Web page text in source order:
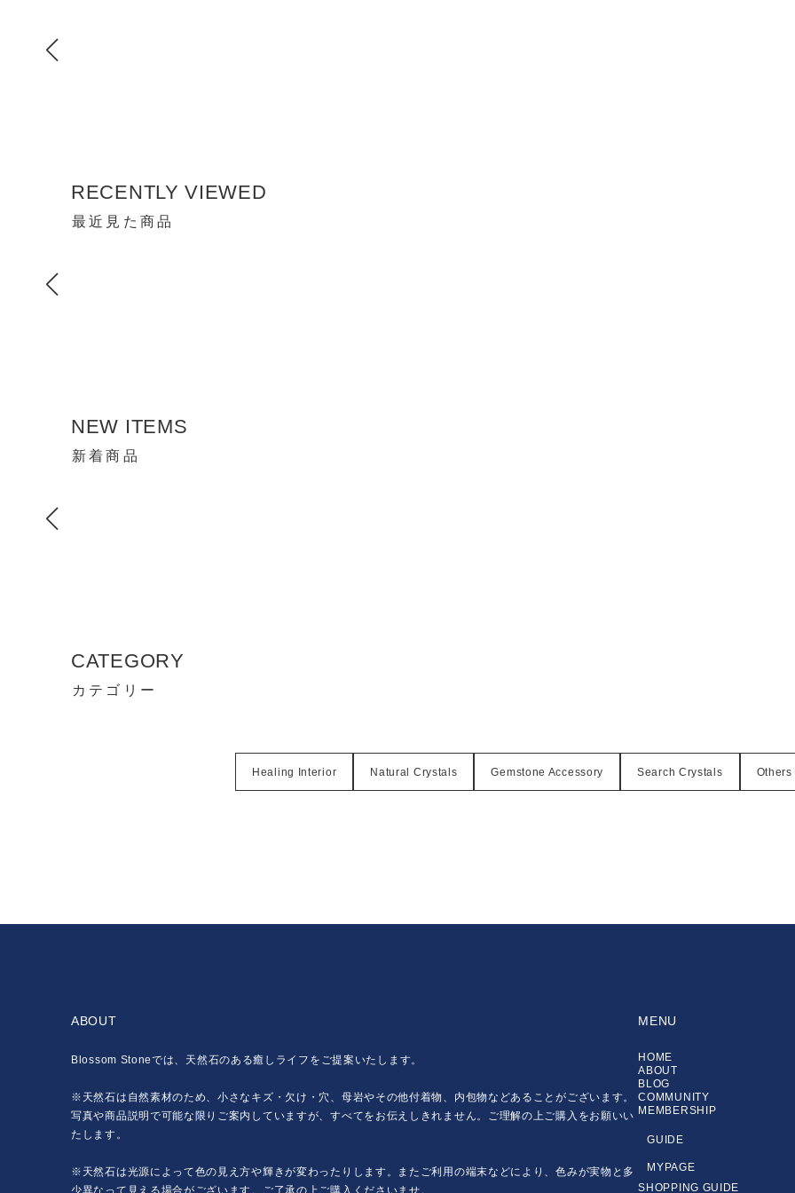
RECENTLY VIEWED
最近見た商品
NEW ITEMS
新着商品
CATEGORY
カテゴリー
Healing Interior Natural Crystals Gemstone Accessory Search Crystals Others
ABOUT
Blossom Stoneでは、天然石のある癒しライフをご提案いたします。
※天然石は自然素材のため、小さなキズ・欠け・穴、母岩やその他付着物、内包物などあることがございます。
写真や商品説明で可能な限りご案内していますが、すべてをお伝えしきれません。ご理解の上ご購入をお願いい
たします。
※天然石は光源によって色の見え方や輝きが変わったりします。またご利用の端末などにより、色みが実物と多
少異なって見える場合がございます。ご了承の上ご購入くださいませ。
MENU
HOME
ABOUT
BLOG
COMMUNITY
MEMBERSHIP
GUIDE
MYPAGE
SHOPPING GUIDE